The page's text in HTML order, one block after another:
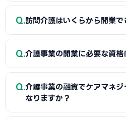
A
問題になりませんが、2ヶ月
300万円）を計算し、その金額を
ださい。
Q 訪問介護はいくらから開業で
A
最低200〜350万円程度から
う組み合わせで開業する方も多く
Q 介護事業の開業に必要な資格
A
サービス種別によって異なり
提供責任者（介護福祉士等）の配
Q 介護事業の融資でケアマネ
なりますか？